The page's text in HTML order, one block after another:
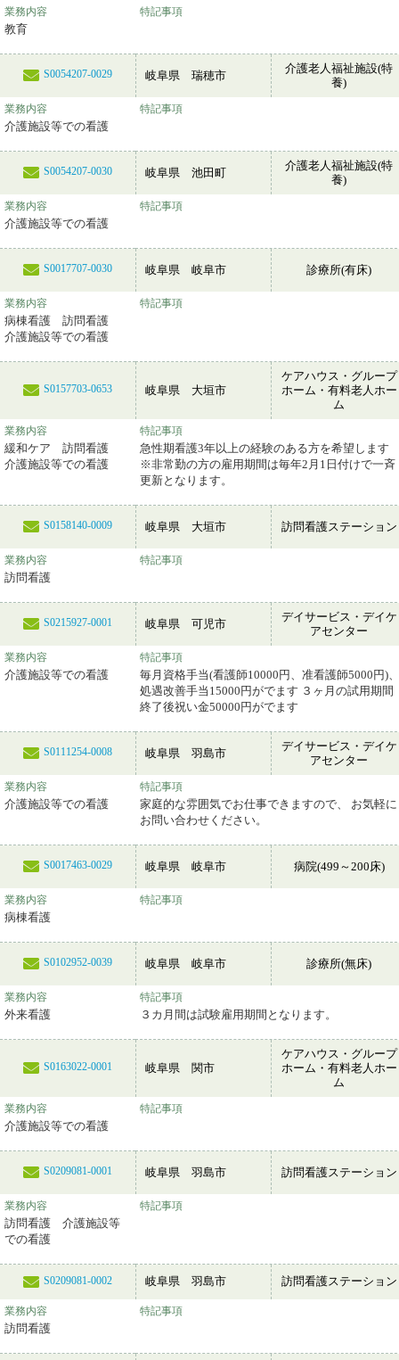
業務内容
教育
特記事項
S0054207-0029 岐阜県 瑞穂市
介護老人福祉施設(特
養)
業務内容
介護施設等での看護
特記事項
S0054207-0030 岐阜県 池田町
介護老人福祉施設(特
養)
業務内容
介護施設等での看護
特記事項
S0017707-0030 岐阜県 岐阜市 診療所(有床)
業務内容
病棟看護 訪問看護
介護施設等での看護
特記事項
S0157703-0653 岐阜県 大垣市
ケアハウス・グループ
ホーム・有料老人ホー
ム
業務内容
緩和ケア 訪問看護
介護施設等での看護
特記事項
急性期看護3年以上の経験のある方を希望します
※非常勤の方の雇用期間は毎年2月1日付けで一斉
更新となります。
S0158140-0009 岐阜県 大垣市 訪問看護ステーション
業務内容
訪問看護
特記事項
S0215927-0001 岐阜県 可児市
デイサービス・デイケ
アセンター
業務内容
介護施設等での看護
特記事項
毎月資格手当(看護師10000円、准看護師5000円)、
処遇改善手当15000円がでます ３ヶ月の試用期間
終了後祝い金50000円がでます
S0111254-0008 岐阜県 羽島市
デイサービス・デイケ
アセンター
業務内容
介護施設等での看護
特記事項
家庭的な雰囲気でお仕事できますので、 お気軽に
お問い合わせください。
S0017463-0029 岐阜県 岐阜市 病院(499～200床)
業務内容
病棟看護
特記事項
S0102952-0039 岐阜県 岐阜市 診療所(無床)
業務内容
外来看護
特記事項
３カ月間は試験雇用期間となります。
S0163022-0001 岐阜県 関市
ケアハウス・グループ
ホーム・有料老人ホー
ム
業務内容
介護施設等での看護
特記事項
S0209081-0001 岐阜県 羽島市 訪問看護ステーション
業務内容
訪問看護 介護施設等
での看護
特記事項
S0209081-0002 岐阜県 羽島市 訪問看護ステーション
業務内容
訪問看護
特記事項